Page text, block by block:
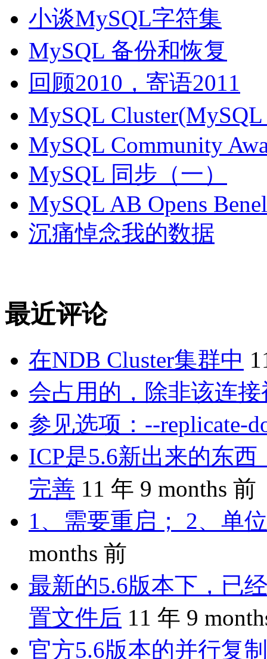
小谈MySQL字符集
MySQL 备份和恢复
回顾2010，寄语2011
MySQL
MySQL Community
MySQL 同步（一）
MySQL AB Opens
沉痛悼念我的数据
最近评论
在NDB Cluster集群中
会占用的，除非该连
参见选项：--replicate-
ICP是5.6新出来的东
完善 11 年 9 months 前
1、需要重启； 2、单
months 前
最新的5.6版本下，已
置文件后 11 年 9
官方5.6版本的并行复